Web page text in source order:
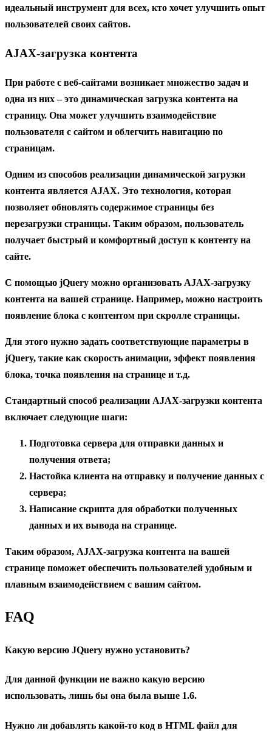
идеальный инструмент для всех, кто хочет улучшить опыт
пользователей своих сайтов.
AJAX-загрузка контента
При работе с веб-сайтами возникает множество задач и
одна из них – это динамическая загрузка контента на
страницу. Она может улучшить взаимодействие
пользователя с сайтом и облегчить навигацию по
страницам.
Одним из способов реализации динамической загрузки
контента является AJAX. Это технология, которая
позволяет обновлять содержимое страницы без
перезагрузки страницы. Таким образом, пользователь
получает быстрый и комфортный доступ к контенту на
сайте.
С помощью jQuery можно организовать AJAX-загрузку
контента на вашей странице. Например, можно настроить
появление блока с контентом при скролле страницы.
Для этого нужно задать соответствующие параметры в
jQuery, такие как скорость анимации, эффект появления
блока, точка появления на странице и т.д.
Стандартный способ реализации AJAX-загрузки контента
включает следующие шаги:
Подготовка сервера для отправки данных и
получения ответа;
Настойка клиента на отправку и получение данных с
сервера;
Написание скрипта для обработки полученных
данных и их вывода на странице.
Таким образом, AJAX-загрузка контента на вашей
странице поможет обеспечить пользователей удобным и
плавным взаимодействием с вашим сайтом.
FAQ
Какую версию JQuery нужно установить?
Для данной функции не важно какую версию
использовать, лишь бы она была выше 1.6.
Нужно ли добавлять какой-то код в HTML файл для